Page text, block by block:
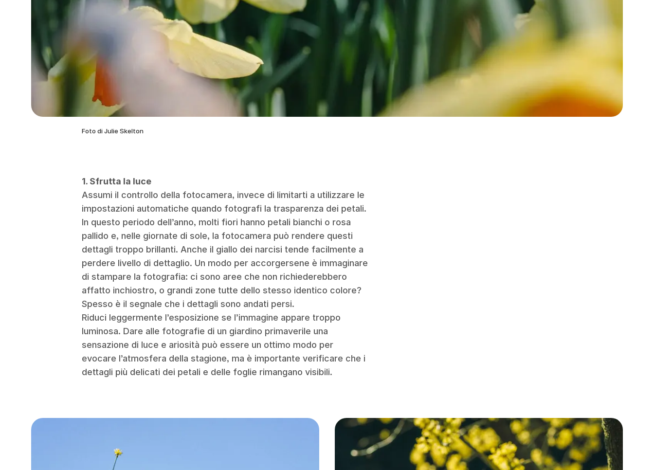
Foto di Julie Skelton
1. Sfrutta la luce
Assumi il controllo della fotocamera, invece di limitarti a utilizzare le
impostazioni automatiche quando fotografi la trasparenza dei petali.
In questo periodo dell’anno, molti fiori hanno petali bianchi o rosa
pallido e, nelle giornate di sole, la fotocamera può rendere questi
dettagli troppo brillanti. Anche il giallo dei narcisi tende facilmente a
perdere livello di dettaglio. Un modo per accorgersene è immaginare
di stampare la fotografia: ci sono aree che non richiederebbero
affatto inchiostro, o grandi zone tutte dello stesso identico colore?
Spesso è il segnale che i dettagli sono andati persi.
Riduci leggermente l’esposizione se l’immagine appare troppo
luminosa. Dare alle fotografie di un giardino primaverile una
sensazione di luce e ariosità può essere un ottimo modo per
evocare l’atmosfera della stagione, ma è importante verificare che i
dettagli più delicati dei petali e delle foglie rimangano visibili.